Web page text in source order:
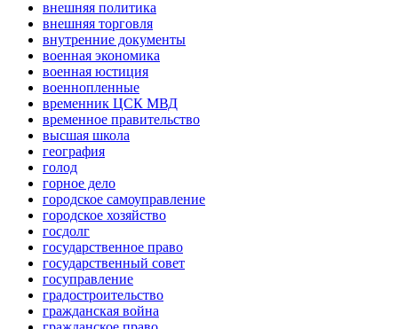
внешняя политика
внешняя торговля
внутренние документы
военная экономика
военная юстиция
военнопленные
временник ЦСК МВД
временное правительство
высшая школа
география
голод
горное дело
городское самоуправление
городское хозяйство
госдолг
государственное право
государственный совет
госуправление
градостроительство
гражданская война